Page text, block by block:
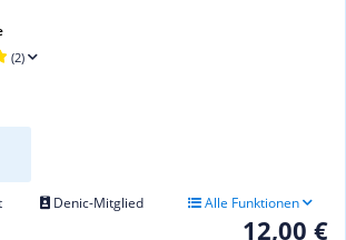
(2)
Denic-Mitglied Alle Funktionen
12,00 €